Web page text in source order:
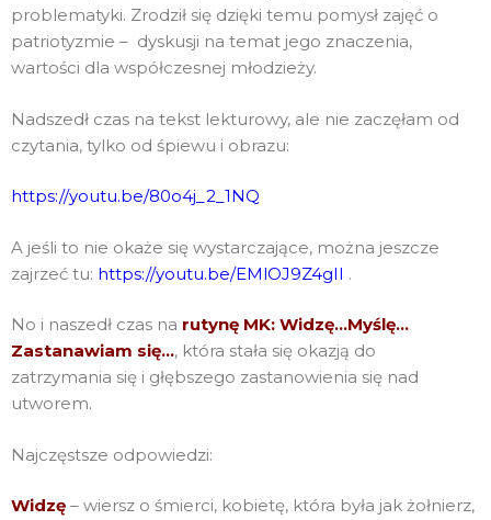
problematyki. Zrodził się dzięki temu pomysł zajęć o
patriotyzmie – dyskusji na temat jego znaczenia,
wartości dla współczesnej młodzieży.
Nadszedł czas na tekst lekturowy, ale nie zaczęłam od
czytania, tylko od śpiewu i obrazu:
https://youtu.be/80o4j_2_1NQ
A jeśli to nie okaże się wystarczające, można jeszcze
zajrzeć tu: https://youtu.be/EMlOJ9Z4gII .
No i naszedł czas na rutynę MK: Widzę…Myślę…
Zastanawiam się…, która stała się okazją do
zatrzymania się i głębszego zastanowienia się nad
utworem.
Najczęstsze odpowiedzi:
Widzę – wiersz o śmierci, kobietę, która była jak żołnierz,